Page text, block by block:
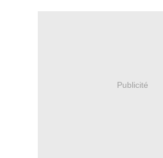
Publicité